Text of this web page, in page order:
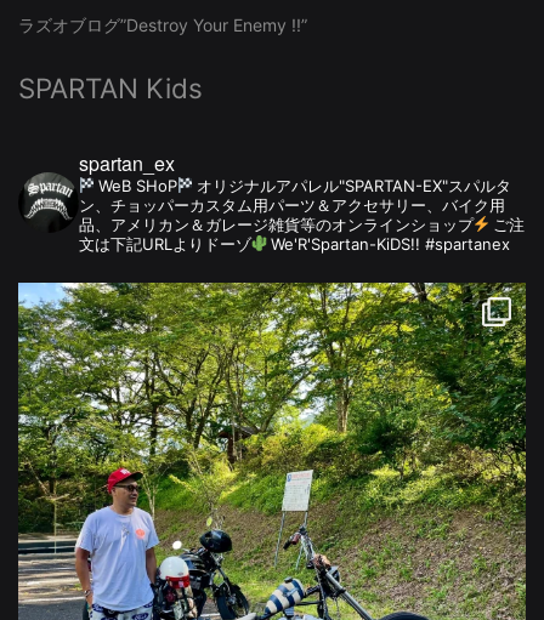
ラズオブログ”Destroy Your Enemy !!”
SPARTAN Kids
spartan_ex
WeB SHoP
オリジナルアパレル"SPARTAN-EX"スパルタ
ン、チョッパーカスタム用パーツ＆アクセサリー、バイク用
品、アメリカン＆ガレージ雑貨等のオンラインショップ
ご注
文は下記URLよりドーゾ
We'R'Spartan-KiDS!! #spartanex